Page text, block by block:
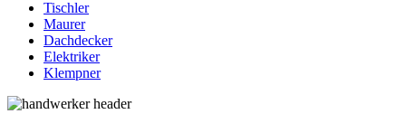
Tischler
Maurer
Dachdecker
Elektriker
Klempner